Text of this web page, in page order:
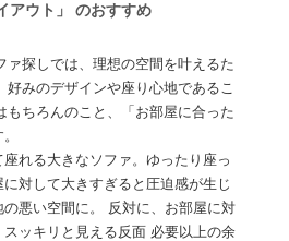
アウト」 のおすすめ
ァ探しでは、理想の空間を叶えるた
好みのデザインや座り心地であるこ
もちろんのこと、「お部屋に合った
れる大きなソファ。ゆったり座っ
対して大きすぎると圧迫感が生じ
悪い空間に。 反対に、お部屋に対
ッキリと見える反面 必要以上の余